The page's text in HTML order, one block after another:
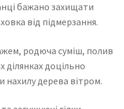
бажано захищати
від підмерзання.
родюча суміш, полив
ділянках доцільно
дерева вітром.